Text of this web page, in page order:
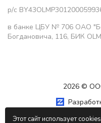
р/с
в банке ЦБУ № 706 ОАО
Богдановича, 116, БИК
2026 ©
Этот сайт использует cookies